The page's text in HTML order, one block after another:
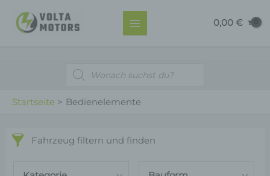
Inhalt
MAIN
MENU
0,00€
search
Startseite Bedienelemente
Fahrzeug filtern und finden